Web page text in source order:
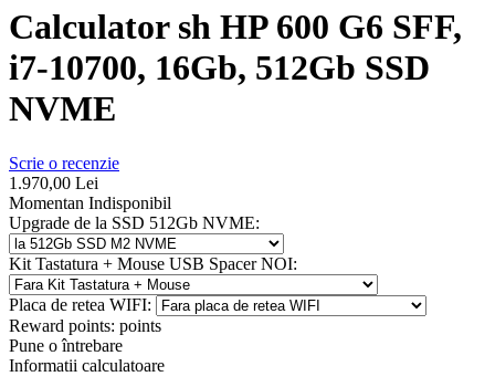
Calculator sh HP 600 G6 SFF,
i7-10700, 16Gb, 512Gb SSD
NVME
Scrie o recenzie
1.970,00 Lei
Momentan Indisponibil
Upgrade de la SSD 512Gb NVME:
Kit Tastatura + Mouse USB Spacer NOI:
Placa de retea WIFI:
Reward points: points
Pune o întrebare
Informatii calculatoare